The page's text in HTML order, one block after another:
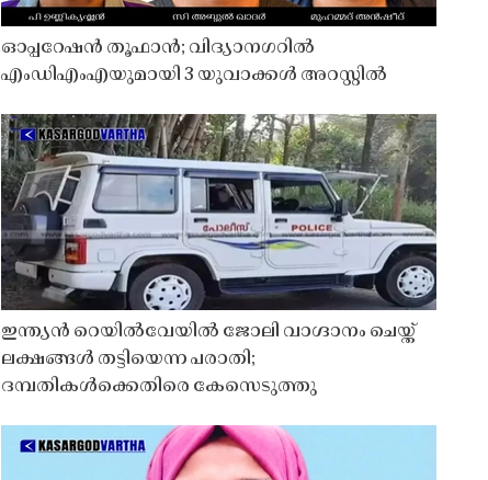
ഓപ്പറേഷൻ തൂഫാൻ; വിദ്യാനഗറിൽ
എംഡിഎംഎയുമായി 3 യുവാക്കൾ അറസ്റ്റിൽ
ഇന്ത്യൻ റെയിൽവേയിൽ ജോലി വാഗ്ദാനം ചെയ്ത്
ലക്ഷങ്ങൾ തട്ടിയെന്ന പരാതി;
ദമ്പതികൾക്കെതിരെ കേസെടുത്തു